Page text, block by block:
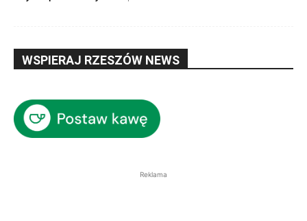
WSPIERAJ RZESZÓW NEWS
Reklama